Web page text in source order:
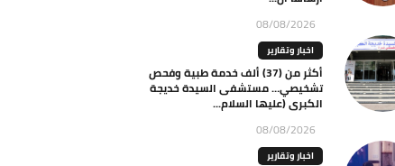
08/08/2026
اخبار وتقارير
أكثر من (37) ألف خدمة طبية وفحص
تشخيصي… مستشفى السيدة خديجة
الكبرى (عليها السلام...
08/08/2026
اخبار وتقارير